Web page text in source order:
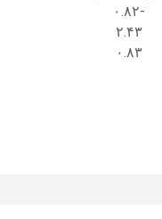
-۰.۸۲
۲.۴۳
۰.۸۳